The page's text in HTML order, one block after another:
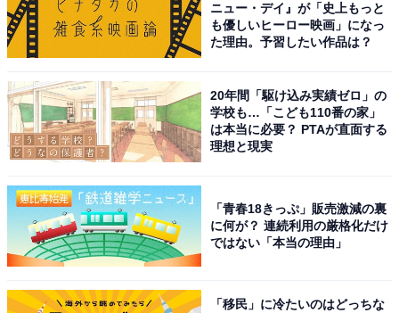
ニュー・デイ』が「史上もっと
も優しいヒーロー映画」になっ
た理由。予習したい作品は？
20年間「駆け込み実績ゼロ」の
学校も…「こども110番の家」
は本当に必要？ PTAが直面する
理想と現実
「青春18きっぷ」販売激減の裏
に何が？ 連続利用の厳格化だけ
ではない「本当の理由」
「移民」に冷たいのはどっちな